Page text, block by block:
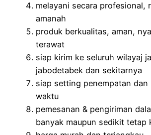
melayani secara profesional,
amanah
produk berkualitas, aman,
terawat
siap kirim ke seluruh wilayaj
jabodetabek dan sekitarnya
siap setting penempatan
waktu
pemesanan & pengiriman
banyak maupun sedikit tetap